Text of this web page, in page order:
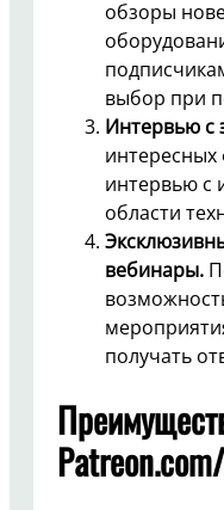
обзоры
выбор при
Интервью с
интересных
интервью с
области
вебинары.
получать